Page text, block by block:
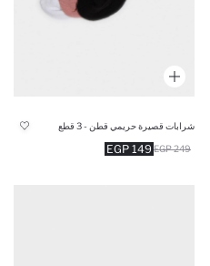
شرابات قصيرة حريمي قطن - 3 قطع
149 EGP 249 EGP